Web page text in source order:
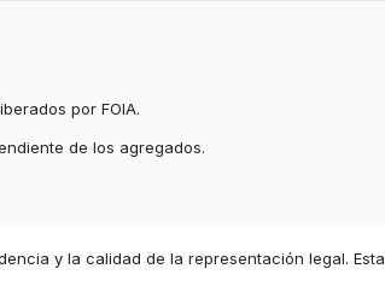
por FOIA.
de los agregados.
y la calidad de la representación legal. Esta